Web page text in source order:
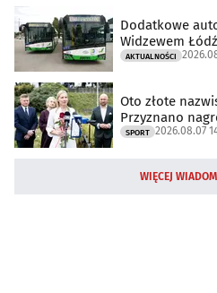
Dodatkowe
Widzewem Łódź
AKTUALNOŚCI
Oto złote
Przyznano
SPORT 2026.08.07
WIĘCEJ